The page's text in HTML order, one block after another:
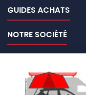
GUIDES ACHATS
NOTRE SOCIÉTÉ
VOTRE COMPTE